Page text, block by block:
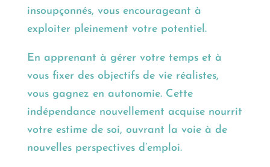
insoupçonnés, vous encourageant à
exploiter pleinement votre potentiel.
En apprenant à gérer votre temps et à
vous fixer des objectifs de vie réalistes,
vous gagnez en autonomie. Cette
indépendance nouvellement acquise nourrit
votre estime de soi, ouvrant la voie à de
nouvelles perspectives d’emploi.